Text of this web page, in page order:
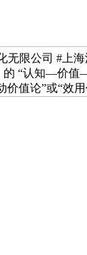
限公司 #
“认知—价值
值论”或“